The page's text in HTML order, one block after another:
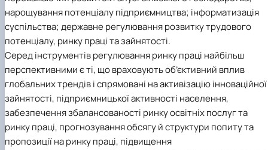
нарощування потенціалу підприємництва; інформатизація
суспільства; державне регулювання розвитку трудового
потенціалу, ринку праці та зайнятості.
Серед інструментів регулювання ринку праці найбільш
перспективними є ті, що враховують об’єктивний вплив
глобальних трендів і спрямовані на активізацію інноваційної
зайнятості, підприємницької активності населення,
забезпечення збалансованості ринку освітніх послуг та
ринку праці, прогнозування обсягу й структури попиту та
пропозиції на ринку праці, підвищення